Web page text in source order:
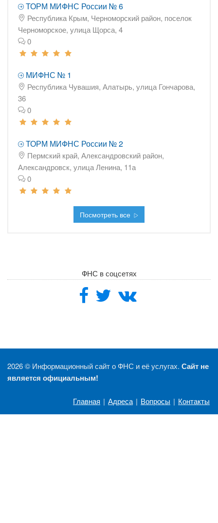
ТОРМ МИФНС России № 6
Республика Крым, Черноморский район, поселок
Черноморское, улица Щорса, 4
0
МИФНС № 1
Республика Чувашия, Алатырь, улица Гончарова,
36
0
ТОРМ МИФНС России № 2
Пермский край, Александровский район,
Александровск, улица Ленина, 11а
0
Посмотреть все
ФНС в соцсетях
2026 © Информационный сайт о ФНС и её услугах. Сайт не
является официальным!
Главная | Адреса | Вопросы | Контакты